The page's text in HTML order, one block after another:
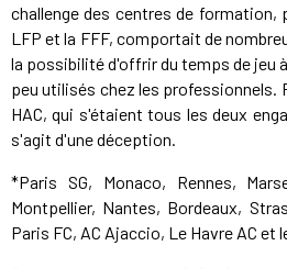
challenge des centres de
LFP et la FFF, comportait de
la possibilité d'offrir du temps de jeu
peu utilisés chez les professionnels.
HAC, qui s'étaient tous les deux
s'agit d'une déception.
*Paris SG, Monaco, Rennes,
Montpellier, Nantes, Bordeaux,
Paris FC, AC Ajaccio, Le Havre AC et